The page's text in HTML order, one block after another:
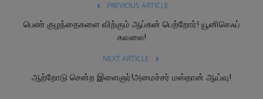
PREVIOUS ARTICLE
பெண் குழந்தைகளை விற்கும் ஆப்கன் பெற்றோர்! யூனிசெஃப்
கவலை!
NEXT ARTICLE
ஆற்றோடு சென்ற இளைஞர்!அமைச்சர் மஸ்தான் ஆய்வு!